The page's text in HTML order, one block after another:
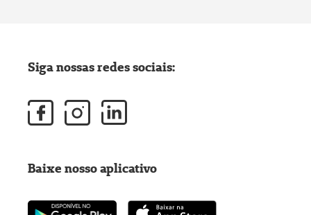
Siga nossas redes sociais:
Baixe nosso aplicativo